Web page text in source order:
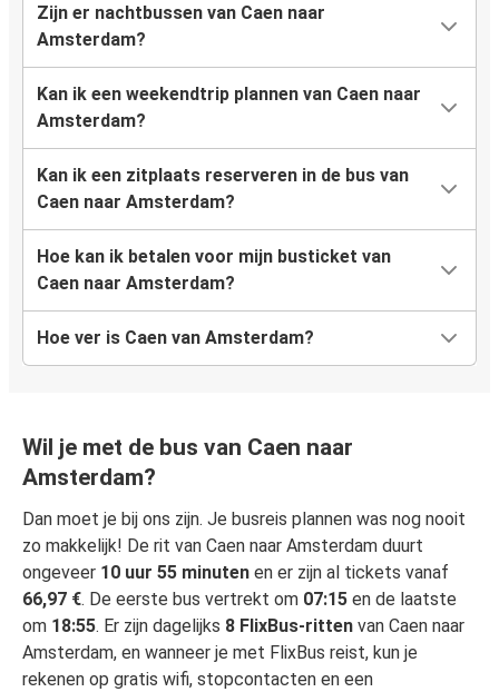
Zijn er nachtbussen van Caen naar
Amsterdam?
Kan ik een weekendtrip plannen van Caen naar
Amsterdam?
Kan ik een zitplaats reserveren in de bus van
Caen naar Amsterdam?
Hoe kan ik betalen voor mijn busticket van
Caen naar Amsterdam?
Hoe ver is Caen van Amsterdam?
Wil je met de bus van Caen naar
Amsterdam?
Dan moet je bij ons zijn. Je busreis plannen was nog nooit
zo makkelijk! De rit van Caen naar Amsterdam duurt
ongeveer 10 uur 55 minuten en er zijn al tickets vanaf
66,97 €. De eerste bus vertrekt om 07:15 en de laatste
om 18:55. Er zijn dagelijks 8 FlixBus-ritten van Caen naar
Amsterdam, en wanneer je met FlixBus reist, kun je
rekenen op gratis wifi, stopcontacten en een